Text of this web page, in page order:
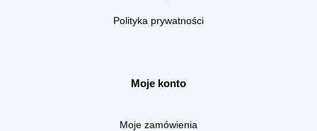
Polityka prywatności
Moje konto
Moje zamówienia